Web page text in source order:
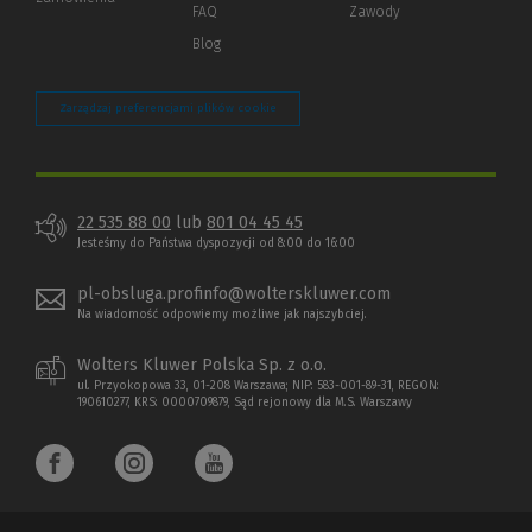
FAQ
Blog
Zawody
Zarządzaj preferencjami plików cookie
22 535 88 00 lub 801 04 45 45
Jesteśmy do Państwa dyspozycji od 8:00 do 16:00
pl-obsluga.profinfo@wolterskluwer.com
Na wiadomość odpowiemy możliwe jak najszybciej.
Wolters Kluwer Polska Sp. z o.o.
ul. Przyokopowa 33, 01-208 Warszawa; NIP: 583-001-89-31, REGON:
190610277, KRS: 0000709879, Sąd rejonowy dla M.S. Warszawy